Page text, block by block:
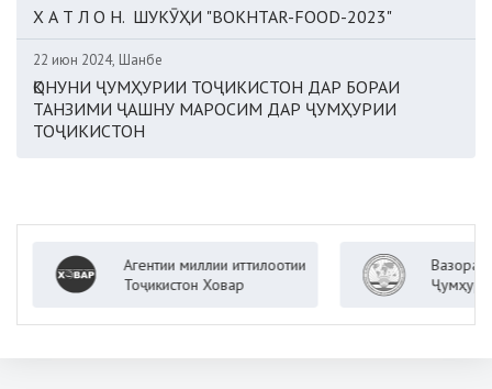
Х А Т Л О Н. ШУКӮҲИ "BOKHTAR-FOOD-2023"
22 июн 2024, Шанбе
ҚОНУНИ ҶУМҲУРИИ ТОҶИКИСТОН ДАР БОРАИ
ТАНЗИМИ ҶАШНУ МАРОСИМ ДАР ҶУМҲУРИИ
ТОҶИКИСТОН
Агентии миллии иттилоотии
Тоҷикистон Ховар
Вазорати
Ҷумҳурии